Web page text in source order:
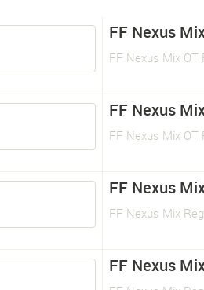
FF Nexus
FF Nexus Mix OT
FF Nexus
FF Nexus Mix OT
FF Nexus
FF Nexus Mix
FF Nexus